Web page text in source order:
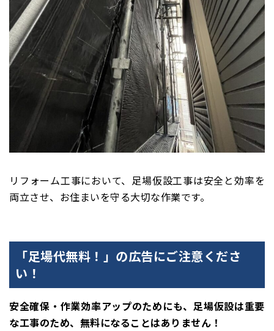
リフォーム工事において、足場仮設工事は安全と効率を
両立させ、お住まいを守る大切な作業です。
「足場代無料！」の広告にご注意くださ
い！
安全確保・作業効率アップのためにも、足場仮設は重要
な工事のため、無料になることはありません！